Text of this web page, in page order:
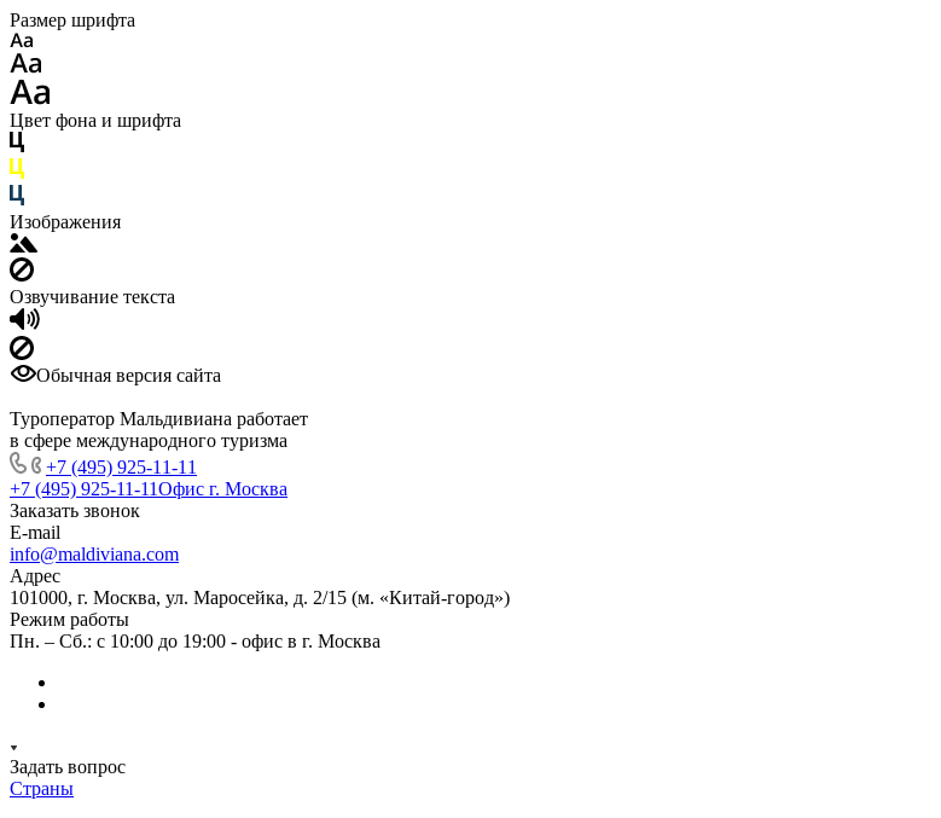
Размер шрифта
Цвет фона и шрифта
Изображения
Озвучивание текста
Обычная версия сайта
Туроператор Мальдивиана работает
в сфере международного туризма
+7 (495) 925-11-11
+7 (495) 925-11-11Офис г. Москва
Заказать звонок
E-mail
info@maldiviana.com
Адрес
101000, г. Москва, ул. Маросейка, д. 2/15 (м. «Китай-город»)
Режим работы
Пн. – Сб.: с 10:00 до 19:00 - офис в г. Москва
Задать вопрос
Страны